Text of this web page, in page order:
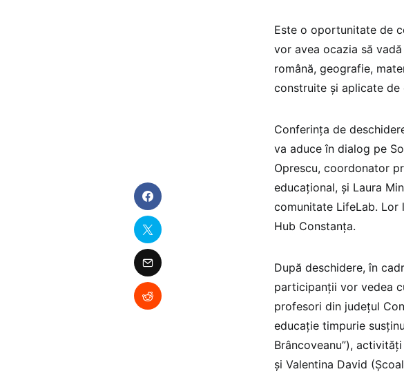
Este o oportunitate de
vor avea ocazia să
română, geografie,
construite și aplicate
Conferința de
va aduce în dialog pe
Oprescu, coordonator
educațional, și Laura
comunitate LifeLab. Lor
Hub Constanța.
După deschidere, în
participanții vor vedea
profesori din județul
educație timpurie
Brâncoveanu”),
și Valentina David